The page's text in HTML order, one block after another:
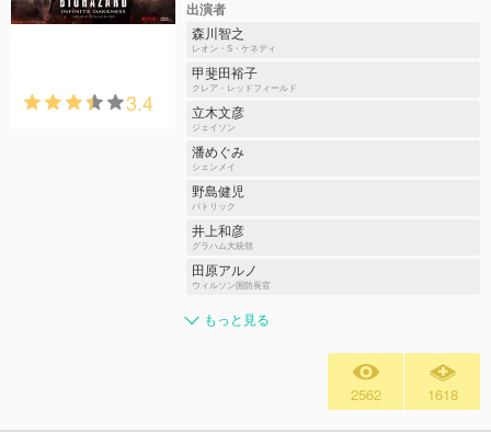
3.4
出演者
森川智之
レオン・S・ケネディ
甲斐田裕子
クレア・レッドフィールド
立木文彦
ジェイソン
潘めぐみ
シェンメイ
野島健児
パトリック
井上和彦
グラハム⼤統領
田原アルノ
ウィルソン国防⻑官
もっと見る
2562 1618